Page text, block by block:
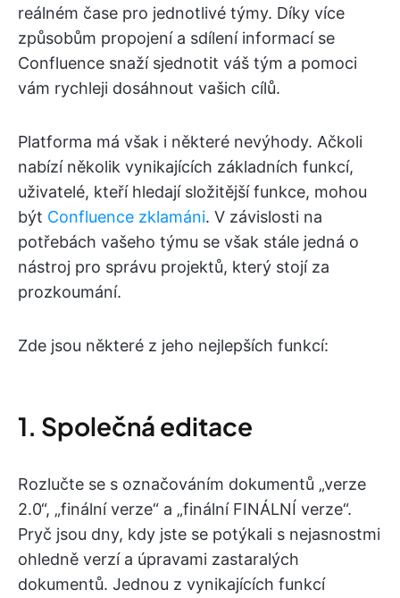
reálném čase pro jednotlivé týmy. Díky více
způsobům propojení a sdílení informací se
Confluence snaží sjednotit váš tým a pomoci
vám rychleji dosáhnout vašich cílů.
Platforma má však i některé nevýhody. Ačkoli
nabízí několik vynikajících základních funkcí,
uživatelé, kteří hledají složitější funkce, mohou
být Confluence zklamáni. V závislosti na
potřebách vašeho týmu se však stále jedná o
nástroj pro správu projektů, který stojí za
prozkoumání.
Zde jsou některé z jeho nejlepších funkcí:
1. Společná editace
Rozlučte se s označováním dokumentů „verze
2.0“, „finální verze“ a „finální FINÁLNÍ verze“.
Pryč jsou dny, kdy jste se potýkali s nejasnostmi
ohledně verzí a úpravami zastaralých
dokumentů. Jednou z vynikajících funkcí